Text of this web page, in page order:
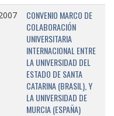
CONVENIO MARCO DE
COLABORACIÓN
UNIVERSITARIA
INTERNACIONAL ENTRE
LA UNIVERSIDAD DEL
ESTADO DE SANTA
CATARINA (BRASIL), Y
LA UNIVERSIDAD DE
MURCIA (ESPAÑA)